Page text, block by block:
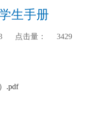
生手册
点击量： 3429
.pdf